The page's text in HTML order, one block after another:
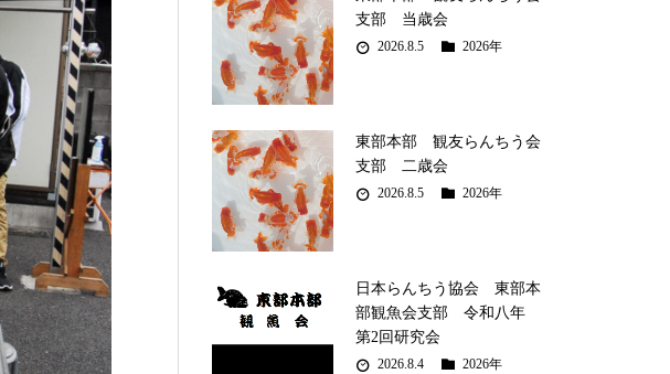
支部 当歳会
2026.8.5 2026年
東部本部 観友らんちう会
支部 二歳会
2026.8.5 2026年
日本らんちう協会 東部本
部観魚会支部 令和八年
第2回研究会
2026.8.4 2026年